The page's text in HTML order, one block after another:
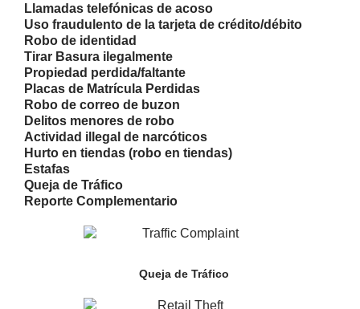
Llamadas telefónicas de acoso
Uso fraudulento de la tarjeta de crédito/débito
Robo de identidad
Tirar Basura ilegalmente
Propiedad perdida/faltante
Placas de Matrícula Perdidas
Robo de correo de buzon
Delitos menores de robo
Actividad illegal de narcóticos
Hurto en tiendas (robo en tiendas)
Estafas
Queja de Tráfico
Reporte Complementario
Queja de Tráfico